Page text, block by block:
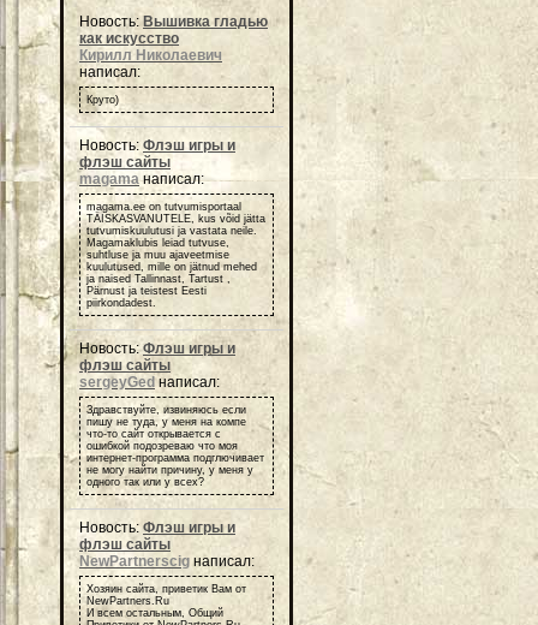
Новость: Вышивка гладью
как искусство
Кирилл Николаевич
написал:
Круто)
Новость: Флэш игры и
флэш сайты
magamaнаписал:
magama.ee on tutvumisportaal
TÄISKASVANUTELE, kus võid jätta
tutvumiskuulutusi ja vastata neile.
Magamaklubis leiad tutvuse,
suhtluse ja muu ajaveetmise
kuulutused, mille on jätnud mehed
ja naised Tallinnast, Tartust ,
Pärnust ja teistest Eesti
piirkondadest.
Новость:Флэш игры и
флэш сайты
sergeyGedнаписал:
Здравствуйте, извиняюсь если
пишу не туда, у меня на компе
что-то сайт открывается с
ошибкой подозреваю что моя
интернет-программа подглючивает
не могу найти причину, у меня у
одного так или у всех?
Новость: Флэш игры и
флэш сайты
NewPartnerscig написал:
Хозяин сайта, приветик Вам от
NewPartners.Ru
И всем остальным, Общий